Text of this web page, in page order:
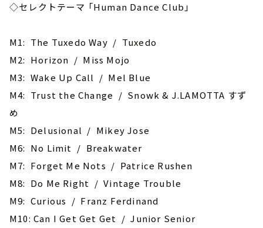
◇セレクトテーマ 「Human Dance Club」
M1: The Tuxedo Way / Tuxedo
M2: Horizon / ‎Miss Mojo
M3: Wake Up Call / Mel Blue
M4: Trust the Change / Snowk & J.LAMOTTA すず
め
M5: Delusional / Mikey Jose
M6: No Limit / Breakwater
M7: Forget Me Nots / Patrice Rushen
M8: Do Me Right / Vintage Trouble
M9: Curious / Franz Ferdinand
M10: Can I Get Get Get / Junior Senior